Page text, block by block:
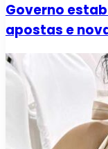
Governo
apostas e